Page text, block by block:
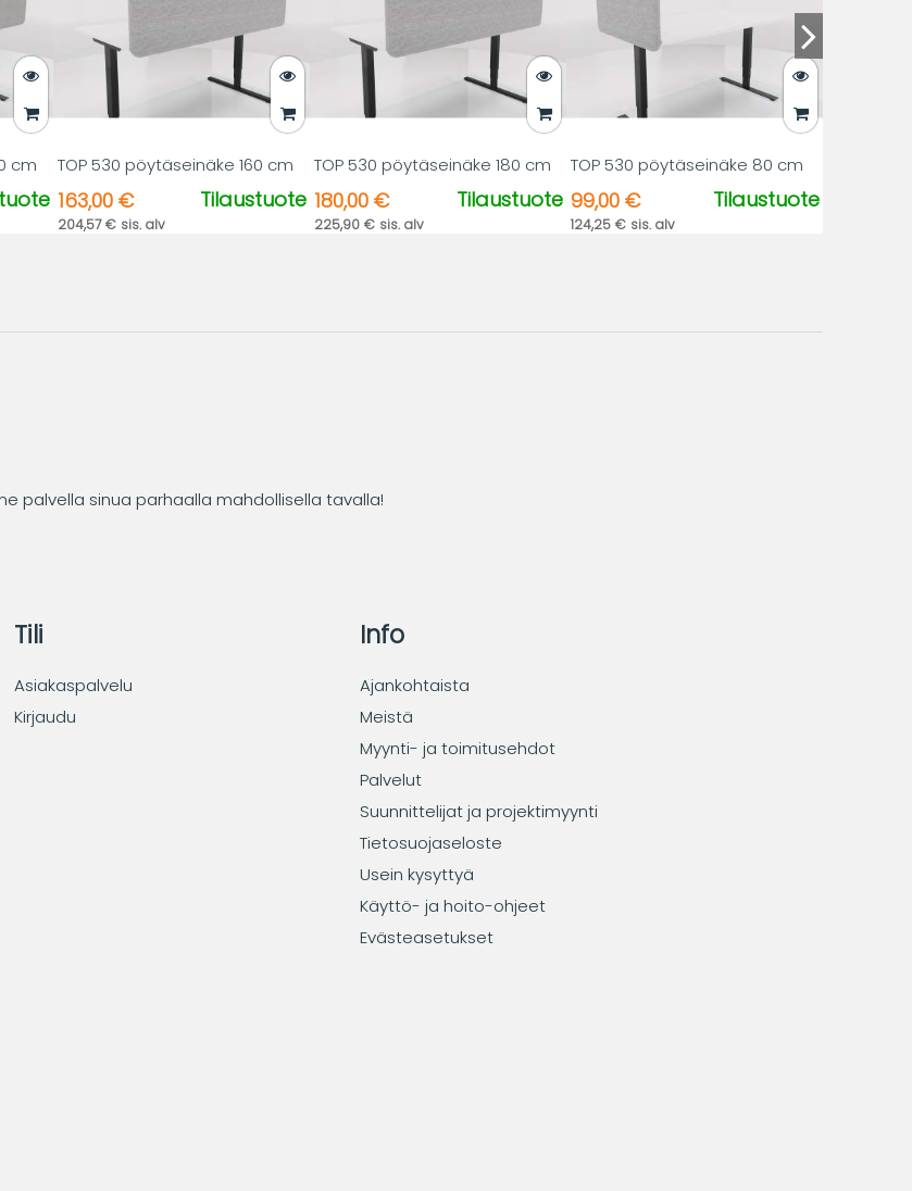
cm TOP 530 pöytäseinäke 160 cm
163,00 €
204,57 € sis. alv
Tilaustuote
TOP 530 pöytäseinäke 180 cm
180,00 €
225,90 € sis. alv
Tilaustuote
TOP 530 pöytäseinäke 80 cm
99,00 €
124,25 € sis. alv
Tilaustuote
palvella sinua parhaalla mahdollisella tavalla!
Tili
Asiakaspalvelu
Kirjaudu
Info
Ajankohtaista
Meistä
Myynti- ja toimitusehdot
Palvelut
Suunnittelijat ja projektimyynti
Tietosuojaseloste
Usein kysyttyä
Käyttö- ja hoito-ohjeet
Evästeasetukset